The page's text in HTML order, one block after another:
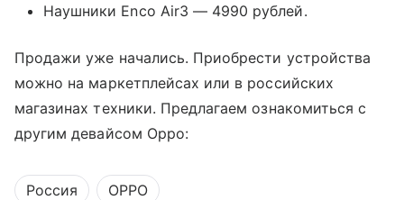
Наушники Enco Air3 — 4990 рублей.
Продажи уже начались. Приобрести устройства
можно на маркетплейсах или в российских
магазинах техники. Предлагаем ознакомиться с
другим девайсом Oppo:
Россия OPPO